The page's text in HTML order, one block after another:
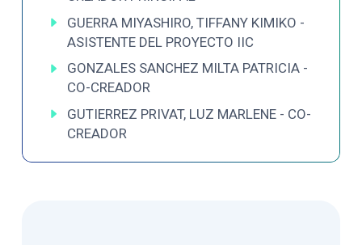
GUERRA MIYASHIRO, TIFFANY KIMIKO -
ASISTENTE DEL PROYECTO IIC
GONZALES SANCHEZ MILTA PATRICIA -
CO-CREADOR
GUTIERREZ PRIVAT, LUZ MARLENE - CO-
CREADOR